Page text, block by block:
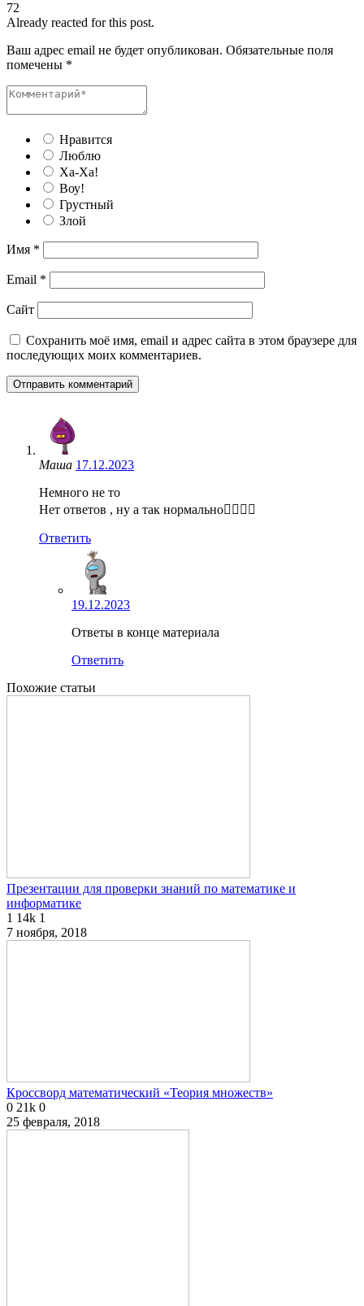
72
Already reacted for this post.
Ваш адрес email не будет опубликован. Обязательные поля
помечены *
Нравится
Люблю
Ха-Ха!
Воу!
Грустный
Злой
Имя *
Email *
Сайт
Сохранить моё имя, email и адрес сайта в этом браузере для
последующих моих комментариев.
Маша 17.12.2023
Немного не то
Нет ответов , ну а так нормально👍🏼🙈😑
Ответить
19.12.2023
Ответы в конце материала
Ответить
Похожие статьи
Презентации для проверки знаний по математике и
информатике
1 14k 1
7 ноября, 2018
Кроссворд математический «Теория множеств»
0 21k 0
25 февраля, 2018